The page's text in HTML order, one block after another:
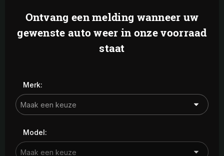
Ontvang een melding wanneer uw
gewenste auto weer in onze voorraad
staat
Merk:
Model: